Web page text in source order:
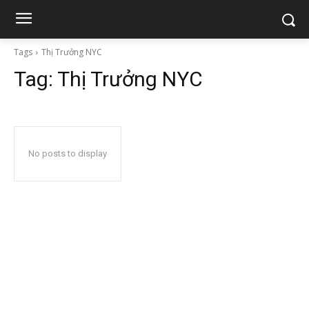
Tags Thị Trưởng NYC
Tag: Thị Trưởng NYC
No posts to display